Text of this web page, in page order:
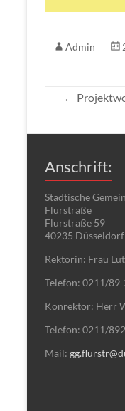
Admin
←
Anschrift:
Städtische
Flurstraße
Flurstraße 59
40235 Düsseldorf
Rektorin: Frau
Telefon: 0211/
Konrektor: Herr
Telefon: 0211/
Mail: